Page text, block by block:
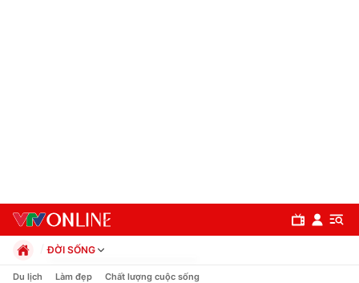
ĐỜI SỐNG
Chính trị
Du lịch Làm đẹp Chất lượng cuộc sống